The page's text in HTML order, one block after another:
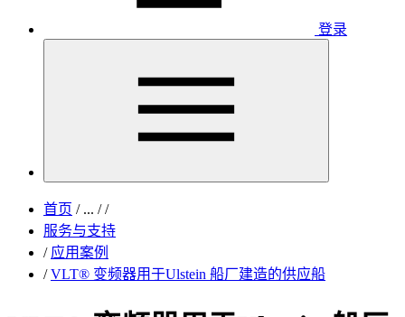
登录
首页 /... / /
服务与支持
/ 应用案例
/ VLT® 变频器用于Ulstein 船厂建造的供应船